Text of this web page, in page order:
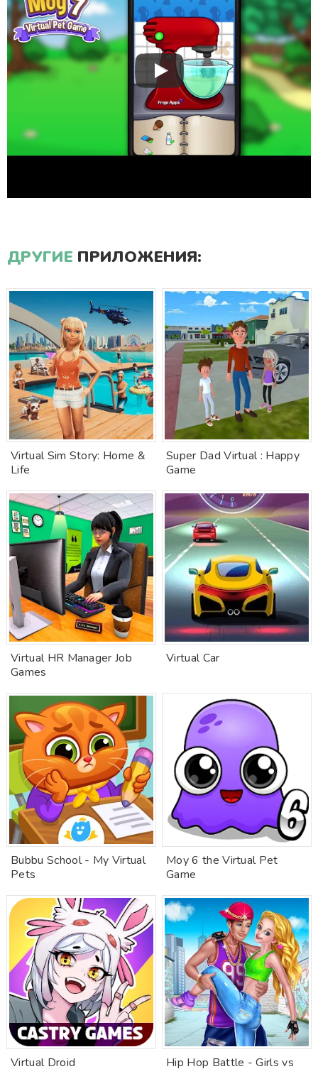
ДРУГИЕ ПРИЛОЖЕНИЯ:
Virtual Sim Story: Home &
Life
Super Dad Virtual : Happy
Game
Virtual HR Manager Job
Games
Virtual Car
Bubbu School - My Virtual
Pets
Moy 6 the Virtual Pet
Game
Virtual Droid Hip Hop Battle - Girls vs